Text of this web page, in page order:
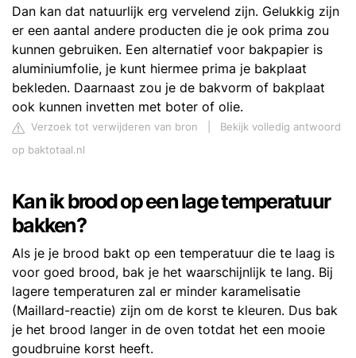
Dan kan dat natuurlijk erg vervelend zijn. Gelukkig zijn
er een aantal andere producten die je ook prima zou
kunnen gebruiken. Een alternatief voor bakpapier is
aluminiumfolie, je kunt hiermee prima je bakplaat
bekleden. Daarnaast zou je de bakvorm of bakplaat
ook kunnen invetten met boter of olie.
Verzoek tot verwijderen van bron
Bekijk volledig antwoord
op baktotaal.nl
Kan ik brood op een lage temperatuur
bakken?
Als je je brood bakt op een temperatuur die te laag is
voor goed brood, bak je het waarschijnlijk te lang. Bij
lagere temperaturen zal er minder karamelisatie
(Maillard-reactie) zijn om de korst te kleuren. Dus bak
je het brood langer in de oven totdat het een mooie
goudbruine korst heeft.